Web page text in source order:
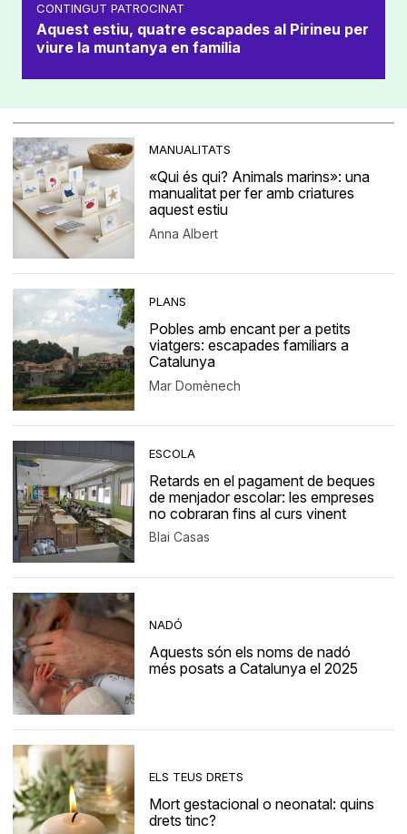
CONTINGUT PATROCINAT
Aquest estiu, quatre escapades al Pirineu per
viure la muntanya en família
MANUALITATS
«Qui és qui? Animals marins»: una
manualitat per fer amb criatures
aquest estiu
Anna Albert
PLANS
Pobles amb encant per a petits
viatgers: escapades familiars a
Catalunya
Mar Domènech
ESCOLA
Retards en el pagament de beques
de menjador escolar: les empreses
no cobraran fins al curs vinent
Blai Casas
NADÓ
Aquests són els noms de nadó
més posats a Catalunya el 2025
ELS TEUS DRETS
Mort gestacional o neonatal: quins
drets tinc?